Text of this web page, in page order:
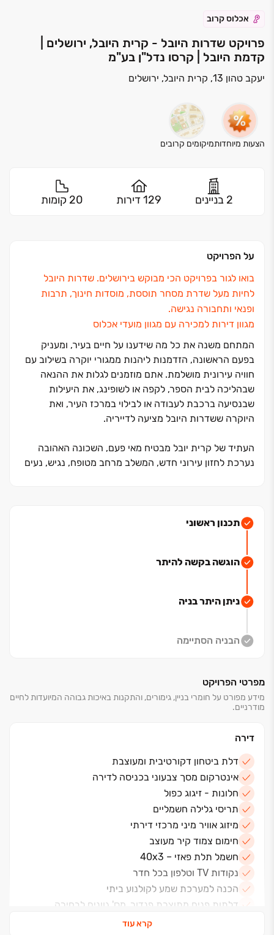
אכלוס קרוב
פרויקט שדרות היובל - קרית היובל, ירושלים |
קדמת היובל | קרסו נדל"ן בע"מ
יעקב טהון 13, קרית היובל, ירושלים
הצעות מיוחדותמיקומים קרובים
2 בניינים 129 דירות 20 קומות
על הפרויקט
בואו לגור בפרויקט הכי מבוקש בירושלים. שדרות היובל
לחיות מעל שדרת מסחר תוססת, מוסדות חינוך, תרבות
ופנאי ותחבורה נגישה.
מגוון דירות למכירה עם מגוון מועדי אכלוס
המתחם משנה את כל מה שידענו על חיים בעיר, ומעניק
בפעם הראשונה, הזדמנות ליהנות ממגורי יוקרה בשילוב עם
חוויה עירונית מושלמת. אתם מוזמנים לגלות את ההנאה
שבהליכה לבית הספר, לקפה או לשופינג, את היעילות
שבנסיעה ברכבת לעבודה או לבילוי במרכז העיר, ואת
היוקרה ששדרות היובל מציעה לדייריה.
העתיד של קרית יובל מבטיח מאי פעם, השכונה האהובה
נערכת לחזון עירוני חדש, המשלב מרחב מטופח, נגיש, נעים
מעדניות וחנויות בוטיק.
של משחק והנאה ולצידן מרכז תרבות שיעניק העשרה,
השראה וחוויה לכל המשפחה.
תכנון ראשוני
הוגשה בקשה להיתר
ניתן היתר בניה
הבניה הסתיימה
מפרטי הפרויקט
מידע מפורט על חומרי בניין, גימורים, והתקנות באיכות גבוהה המיועדות לחיים
מודרניים.
דירה
דלת ביטחון דקורטיבית ומעוצבת
אינטרקום מסך צבעוני בכניסה לדירה
חלונות - זיגוג כפול
תריסי גלילה חשמליים
מיזוג אוויר מיני מרכזי דירתי
חימום צמוד קיר מעוצב
חשמל תלת פאזי – 40x3
נקודות TV וטלפון בכל חדר
הכנה למערכת שמע לקולנוע ביתי
דלתות פנים מתוצרת פנדור, מס' גוונים לבחירה
קרא עוד